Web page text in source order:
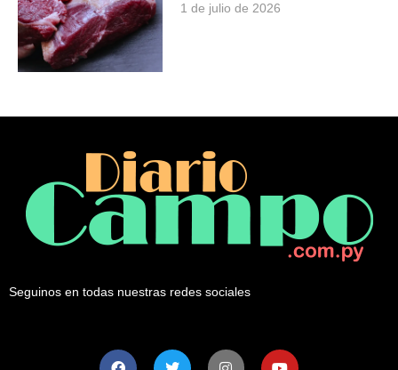
1 de julio de 2026
Seguinos en todas nuestras redes sociales